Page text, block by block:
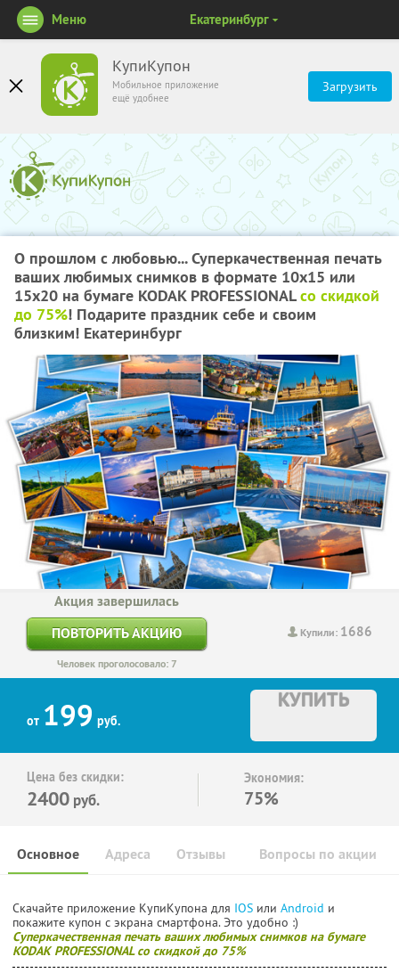
КупиКупон
Мобильное приложение
ещё удобнее
Загрузить
Меню Екатеринбург
О прошлом с любовью... Суперкачественная печать
ваших любимых снимков в формате 10х15 или
15х20 на бумаге KODAK PROFESSIONALсо скидкой
до 75%! Подарите праздник себе и своим
близким! Екатеринбург
Купили: 1686
Акция завершилась
ПОВТОРИТЬ АКЦИЮ
Человек проголосовало: 7
от 199 руб.
КУПИТЬ
Цена без скидки:
2400 руб.
Экономия:
75%
Основное Отзывы Вопросы по акции
Адреса
Скачайте приложение КупиКупона для IOS или Android и
покажите купон с экрана смартфона. Это удобно :)
Суперкачественная печать ваших любимых снимков на бумаге
KODAK PROFESSIONAL со скидкой до 75%